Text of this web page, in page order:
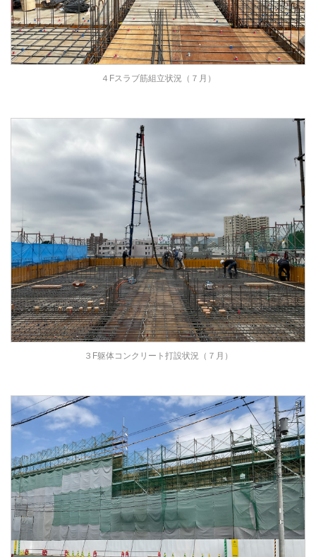
４Fスラブ筋組立状況（７月）
３F躯体コンクリート打設状況（７月）